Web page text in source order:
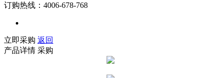
订购热线：4006-678-768
立即采购 返回
产品详情 采购